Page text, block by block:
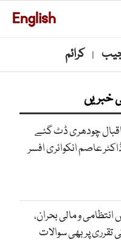
English
| کرائم
خبریں
چودھری ڈٹ گئے
عاصم انکوائری افسر
و مالی بحران،
پر بھی سوالات